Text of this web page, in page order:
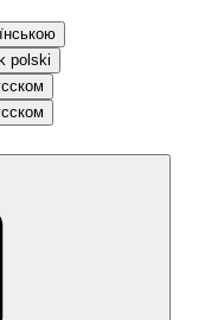
polski